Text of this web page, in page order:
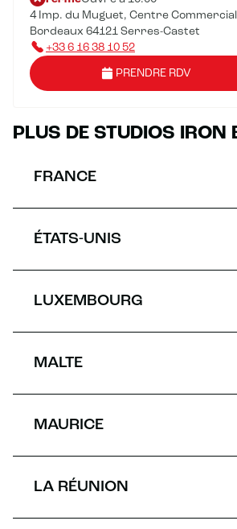
4 Imp. du Muguet, Centre
Bordeaux 64121 Serres-Castet
+33 6 16 38 10 52
PRENDRE RDV
PLUS DE STUDIOS IRON
FRANCE
ÉTATS-UNIS
LUXEMBOURG
MALTE
MAURICE
LA RÉUNION